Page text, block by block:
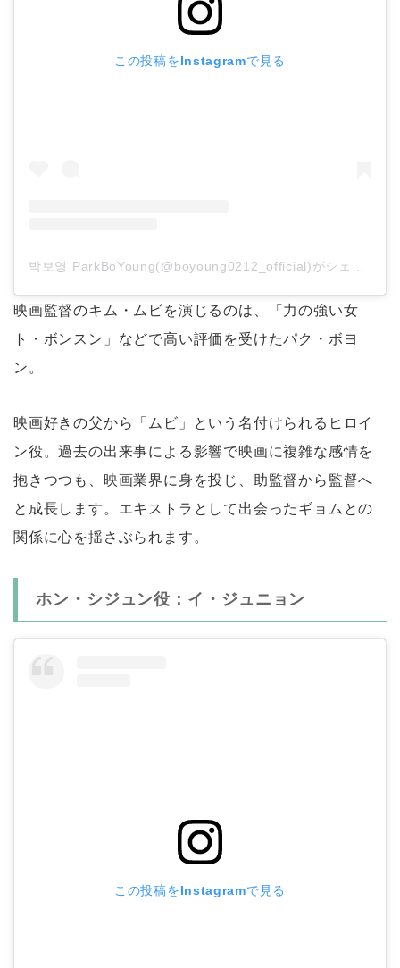
この投稿をInstagramで見る
映画監督のキム・ムビを演じるのは、「力の強い女
ト・ボンスン」などで高い評価を受けたパク・ボヨ
ン。
映画好きの父から「ムビ」という名付けられるヒロイ
ン役。過去の出来事による影響で映画に複雑な感情を
抱きつつも、映画業界に身を投じ、助監督から監督へ
と成長します。エキストラとして出会ったギョムとの
関係に心を揺さぶられます。
ホン・シジュン役：イ・ジュニョン
この投稿をInstagramで見る